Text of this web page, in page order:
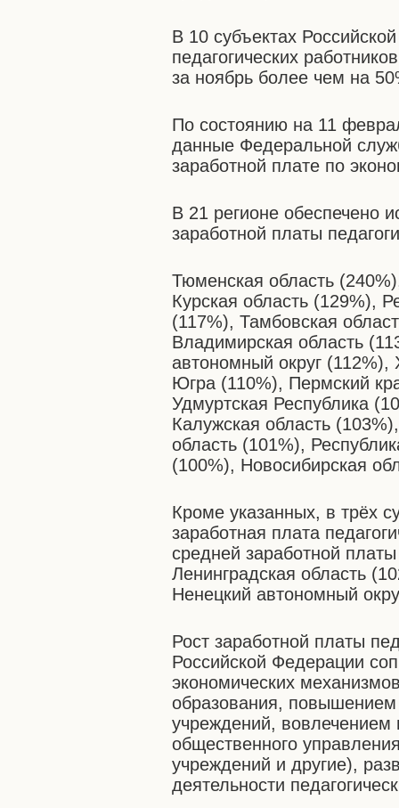
В 10 субъектах
педагогических
за ноябрь более чем на
По состоянию на 11
данные Федеральной
заработной плате по
В 21 регионе обеспечено
заработной платы
Тюменская область
Курская область (129%),
(117%), Тамбовская
Владимирская область
автономный округ
Югра (110%), Пермский
Удмуртская Республика
Калужская область
область (101%),
(100%), Новосибирская
Кроме указанных, в трёх
заработная плата
средней заработной
Ленинградская область
Ненецкий автономный
Рост заработной платы
Российской Федерации
экономических
образования, повышением
учреждений, вовлечением
общественного
учреждений и другие),
деятельности